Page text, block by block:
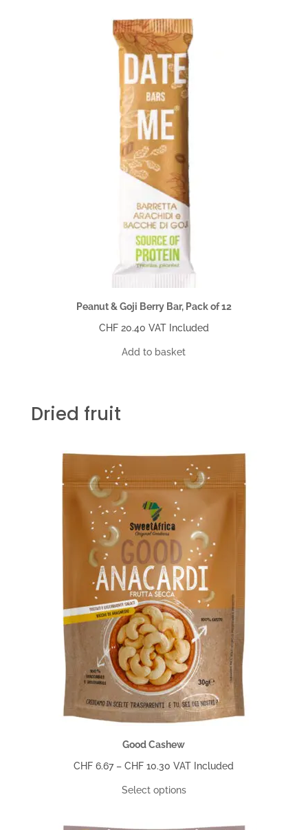
Peanut & Goji Berry Bar, Pack of 12
CHF20.40 VAT Included
Add to basket
Dried fruit
Good Cashew
CHF 6.67 – CHF 10.30 Price
CHF 6.67
VAT Included
Select options